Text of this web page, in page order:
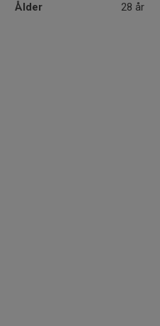
Ålder
28 år